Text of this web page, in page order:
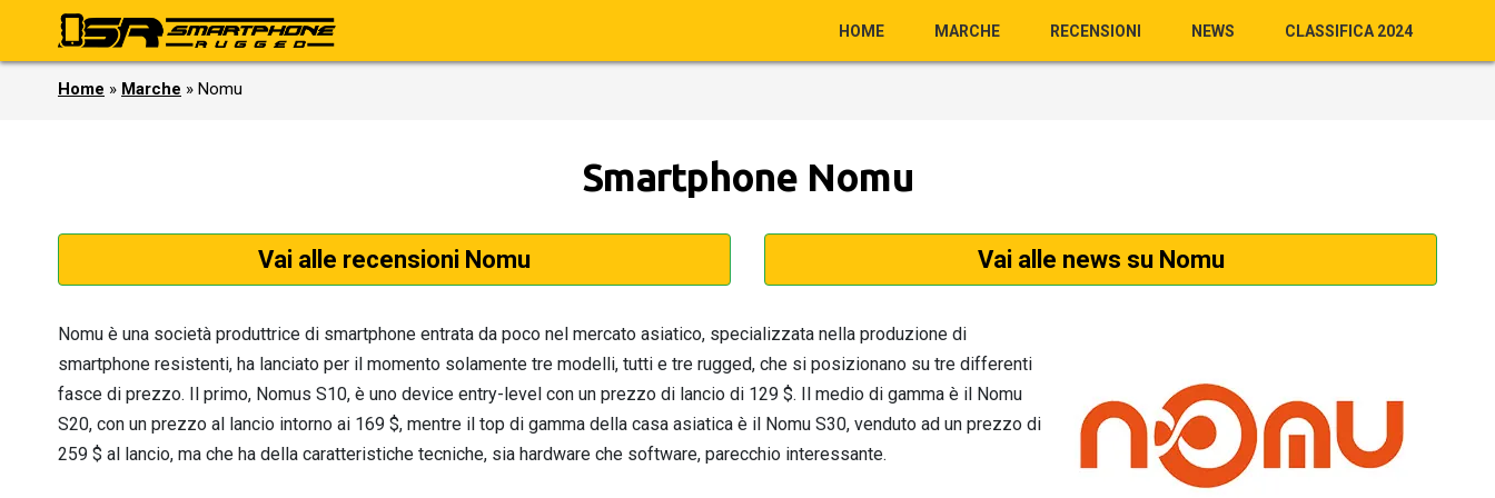
HOME MARCHE RECENSIONI NEWS CLASSIFICA 2024
Home » Marche » Nomu
Smartphone Nomu
Vai alle recensioni Nomu Vai alle news su Nomu
Nomu è una società produttrice di smartphone entrata da poco nel mercato asiatico, specializzata nella produzione di
smartphone resistenti, ha lanciato per il momento solamente tre modelli, tutti e tre rugged, che si posizionano su tre differenti
fasce di prezzo. Il primo, Nomus S10, è uno device entry-level con un prezzo di lancio di 129 $. Il medio di gamma è il Nomu
S20, con un prezzo al lancio intorno ai 169 $, mentre il top di gamma della casa asiatica è il Nomu S30, venduto ad un prezzo di
259 $ al lancio, ma che ha della caratteristiche tecniche, sia hardware che software, parecchio interessante.